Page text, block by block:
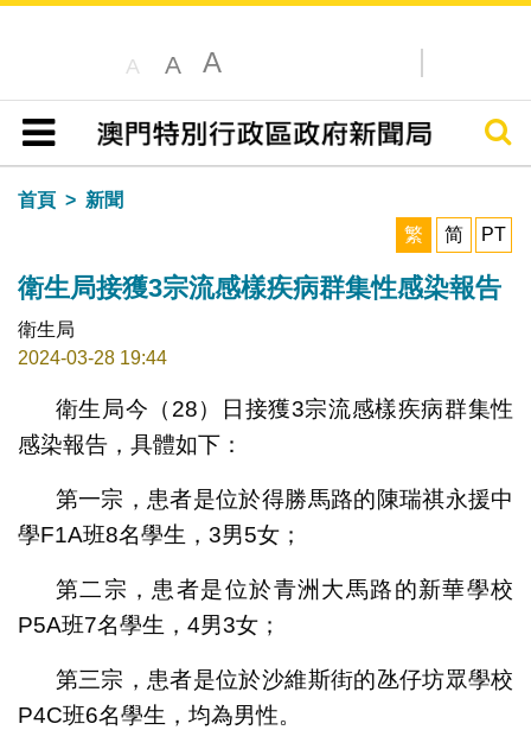
A A A
目錄
搜尋
首頁
新聞
繁
简 PT
衛生局接獲3宗流感樣疾病群集性感染報告
衛生局
2024-03-28 19:44
衛生局今（28）日接獲3宗流感樣疾病群集性
感染報告，具體如下：
第一宗，患者是位於得勝馬路的陳瑞祺永援中
學F1A班8名學生，3男5女；
第二宗，患者是位於青洲大馬路的新華學校
P5A班7名學生，4男3女；
第三宗，患者是位於沙維斯街的氹仔坊眾學校
P4C班6名學生，均為男性。